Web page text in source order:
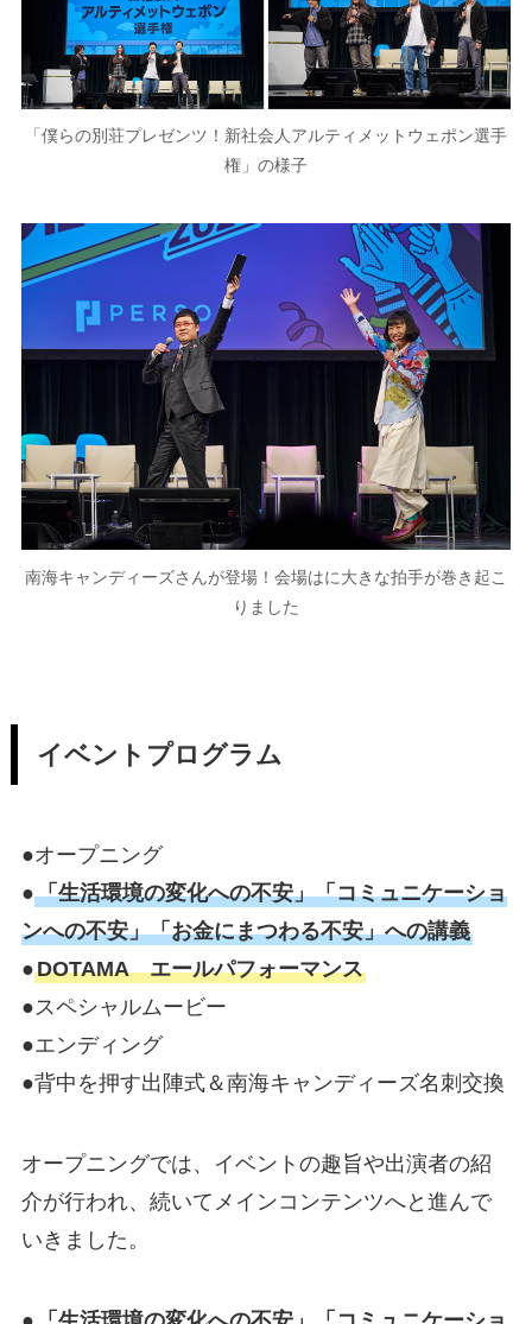
「僕らの別荘プレゼンツ！新社会人アルティメットウェポン選手
権」の様子
南海キャンディーズさんが登場！会場はに大きな拍手が巻き起こ
りました
イベントプログラム
●オープニング
●「生活環境の変化への不安」「コミュニケーショ
ンへの不安」「お金にまつわる不安」への講義
●DOTAMA エールパフォーマンス
●スペシャルムービー
●エンディング
●背中を押す出陣式＆南海キャンディーズ名刺交換
オープニングでは、イベントの趣旨や出演者の紹
介が行われ、続いてメインコンテンツへと進んで
いきました。